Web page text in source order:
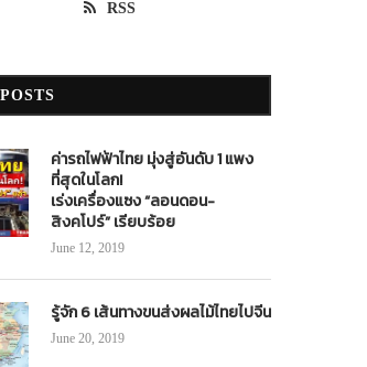
RSS
ค่ารถไฟฟ้าไทย มุ่งสู่อันดับ 1 แพง
ที่สุดในโลก!
เร่งเครื่องแซง “ลอนดอน-
สิงคโปร์” เรียบร้อย
June 12, 2019
รู้จัก 6 เส้นทางขนส่งผลไม้ไทยไปจีน
June 20, 2019